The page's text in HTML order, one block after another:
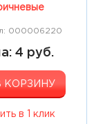
000006220
4 руб.
КОРЗИНУ
в 1 клик